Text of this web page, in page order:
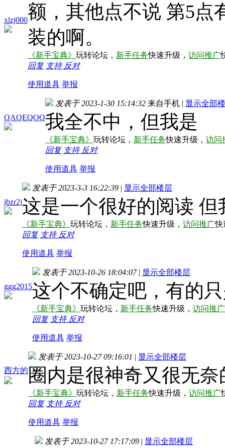
xlzj000额，其他点不说 第5点
装的啊。
《新手宝典》 玩转论坛， 新手任务快速升级， 访问推广
回复 支持 反对
使用道具 举报
QAQEQOQ
发表于 2023-1-30 15:14:32 来自手机 | 显示全部
我全不中，但我是
《新手宝典》 玩转论坛， 新手任务快速升级， 访问
回复 支持 反对
使用道具 举报
jbzr2j
发表于 2023-3-3 16:22:39 | 显示全部楼层
这是一个很好的阅读
《新手宝典》 玩转论坛， 新手任务快速升级， 访问推广快
回复 支持 反对
使用道具 举报
ggg2015
发表于 2023-10-26 18:04:07 | 显示全部楼层
这个不确定吧，有的
《新手宝典》 玩转论坛， 新手任务快速升级， 访问推广
回复 支持 反对
使用道具 举报
西方的
发表于 2023-10-27 09:16:01 | 显示全部楼层
圈内是很神奇又很无奈
《新手宝典》 玩转论坛， 新手任务快速升级， 访问推广
回复 支持 反对
使用道具 举报
发表于 2023-10-27 17:17:09 | 显示全部楼层